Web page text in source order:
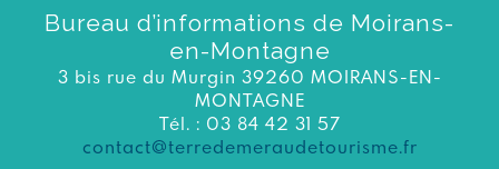
Bureau d’informations de Moirans-
en-Montagne
3 bis rue du Murgin 39260 MOIRANS-EN-
MONTAGNE
Tél. : 03 84 42 31 57
contact@terredemeraudetourisme.fr